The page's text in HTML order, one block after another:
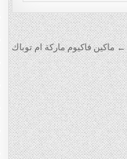
← ماكين فاكيوم ماركة ام توباك